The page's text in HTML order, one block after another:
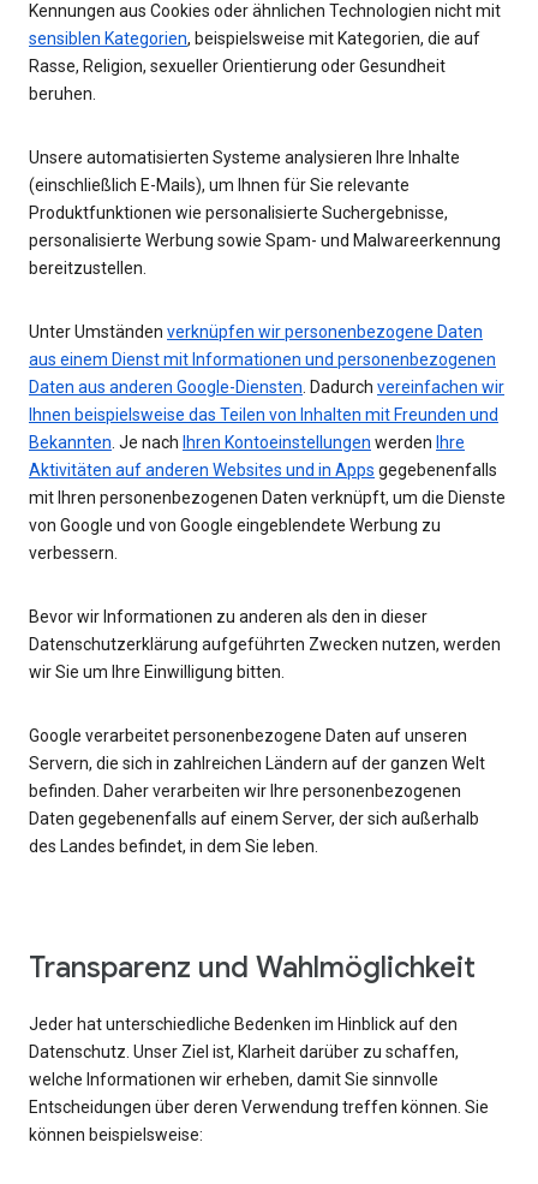
Kennungen aus Cookies oder ähnlichen Technologien nicht mit
sensiblen Kategorien, beispielsweise mit Kategorien, die auf
Rasse, Religion, sexueller Orientierung oder Gesundheit
beruhen.
Unsere automatisierten Systeme analysieren Ihre Inhalte
(einschließlich E-Mails), um Ihnen für Sie relevante
Produktfunktionen wie personalisierte Suchergebnisse,
personalisierte Werbung sowie Spam- und Malwareerkennung
bereitzustellen.
Unter Umständen verknüpfen wir personenbezogene Daten
aus einem Dienst mit Informationen und personenbezogenen
Daten aus anderen Google-Diensten. Dadurch vereinfachen wir
Ihnen beispielsweise das Teilen von Inhalten mit Freunden und
Bekannten. Je nach Ihren Kontoeinstellungen werden Ihre
Aktivitäten auf anderen Websites und in Apps gegebenenfalls
mit Ihren personenbezogenen Daten verknüpft, um die Dienste
von Google und von Google eingeblendete Werbung zu
verbessern.
Bevor wir Informationen zu anderen als den in dieser
Datenschutzerklärung aufgeführten Zwecken nutzen, werden
wir Sie um Ihre Einwilligung bitten.
Google verarbeitet personenbezogene Daten auf unseren
Servern, die sich in zahlreichen Ländern auf der ganzen Welt
befinden. Daher verarbeiten wir Ihre personenbezogenen
Daten gegebenenfalls auf einem Server, der sich außerhalb
des Landes befindet, in dem Sie leben.
Transparenz und Wahlmöglichkeit
Jeder hat unterschiedliche Bedenken im Hinblick auf den
Datenschutz. Unser Ziel ist, Klarheit darüber zu schaffen,
welche Informationen wir erheben, damit Sie sinnvolle
Entscheidungen über deren Verwendung treffen können. Sie
können beispielsweise: